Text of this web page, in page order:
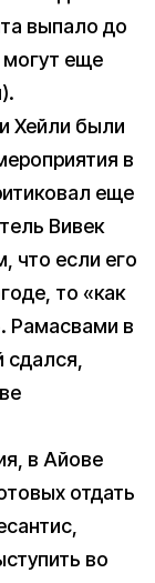
выпало до
могут еще
Хейли были
в
еще
Вивек
что если его
то «как
Рамасвами в
сдался,
в Айове
отдать
во